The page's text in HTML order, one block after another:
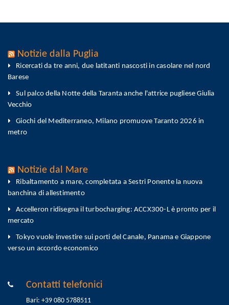
Notizie dalla Puglia
Ricercati da tre anni, due latitanti nascosti in casolare nel nord
Barese
Sul palco della Notte della Taranta anche l'attrice pugliese Giulia
Vecchio
Giochi del Mediterraneo, Milano promuove Taranto 2026 in
metro
Notizie dal Mare
Ribaltamento a mare, completata a Sestri Ponente la nuova
banchina di allestimento
Accelleron ridisegna il turbocharging: ACCX300-L è pronto per il
mercato
Tokyo vuole investire sui porti del Canale, Panama e Giappone
verso un accordo economico
Contatti telefonici
Bari: +39 080 5788511